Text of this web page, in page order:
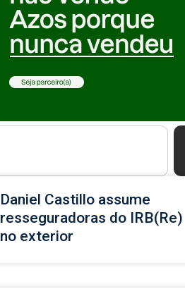
Daniel Castillo assume
resseguradoras do IRB(Re)
no exterior